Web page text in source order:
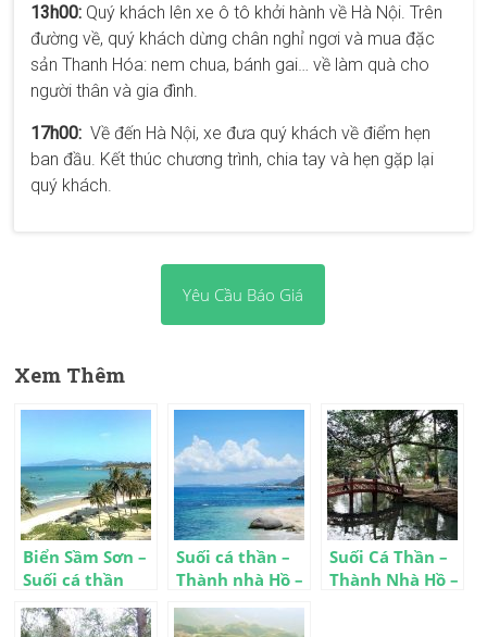
13h00: Quý khách lên xe ô tô khởi hành về Hà Nội. Trên
đường về, quý khách dừng chân nghỉ ngơi và mua đặc
sản Thanh Hóa: nem chua, bánh gai… về làm quà cho
người thân và gia đình.
17h00: Về đến Hà Nội, xe đưa quý khách về điểm hẹn
ban đầu. Kết thúc chương trình, chia tay và hẹn gặp lại
quý khách.
Yêu Cầu Báo Giá
Xem Thêm
Biển Sầm Sơn –
Suối cá thần
ngày 2 đêm
Suối cá thần –
Thành nhà Hồ –
ngày
Suối Cá Thần –
Thành Nhà Hồ –